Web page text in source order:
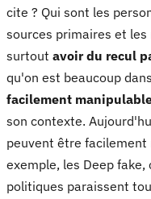
cite ? Qui sont les
sources primaires et
surtout avoir du recul
qu'on est beaucoup
facilement
son contexte.
peuvent être facilement
exemple, les Deep
politiques paraissent